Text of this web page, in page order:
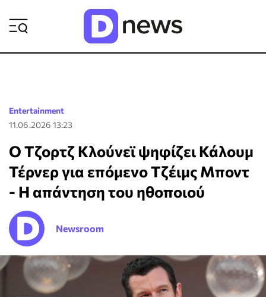
Entertainment
11.06.2026 13:23
Ο Τζορτζ Κλούνεϊ ψηφίζει Κάλουμ
Τέρνερ για επόμενο Τζέιμς Μποντ
- Η απάντηση του ηθοποιού
Newsroom